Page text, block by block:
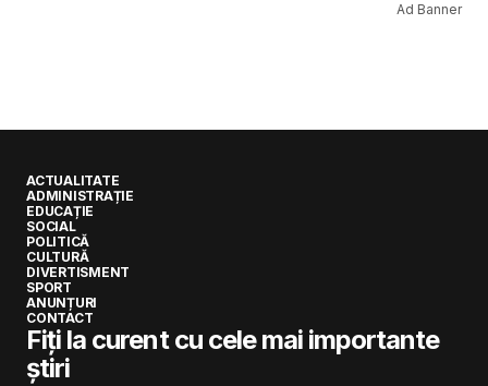
Ad Banner
ACTUALITATE
ADMINISTRAȚIE
EDUCAȚIE
SOCIAL
POLITICĂ
CULTURĂ
DIVERTISMENT
SPORT
ANUNȚURI
CONTACT
Fiți la curent cu cele mai importante
știri